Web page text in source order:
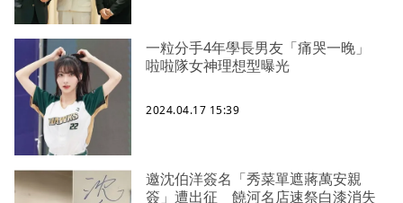
一粒分手4年學長男友「痛哭一晚」
啦啦隊女神理想型曝光
2024.04.17 15:39
邀沈伯洋簽名「秀菜單遮蔣萬安親
簽」遭出征 饒河名店速祭白漆消失